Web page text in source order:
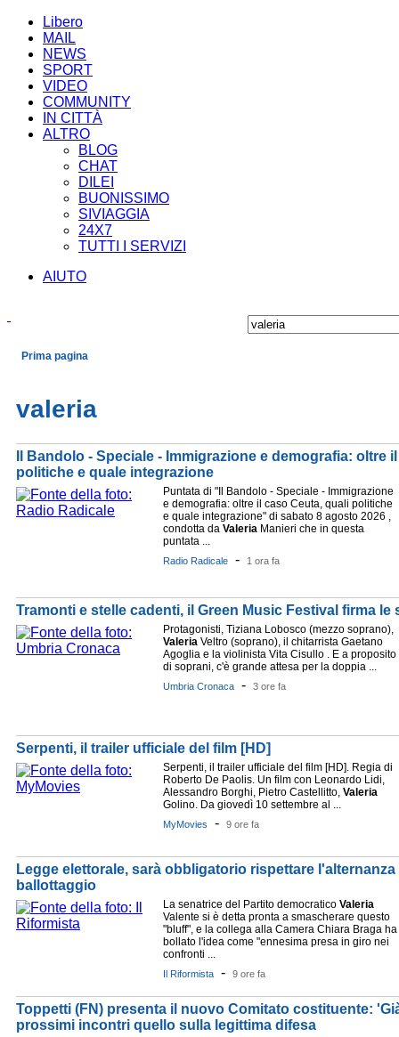
Libero
MAIL
NEWS
SPORT
VIDEO
COMMUNITY
IN CITTÀ
ALTRO
BLOG
CHAT
DILEI
BUONISSIMO
SIVIAGGIA
24X7
TUTTI I SERVIZI
AIUTO
Prima pagina
valeria
Il Bandolo - Speciale - Immigrazione e demografia: oltre
politiche e quale integrazione
Puntata di "Il Bandolo - Speciale - Immigrazione
e demografia: oltre il caso Ceuta, quali politiche
e quale integrazione" di sabato 8 agosto 2026 ,
condotta da Valeria Manieri che in questa
puntata ...
Radio Radicale - 1 ora fa
Tramonti e stelle cadenti, il Green Music Festival firma le
Protagonisti, Tiziana Lobosco (mezzo soprano),
Valeria Veltro (soprano), il chitarrista Gaetano
Agoglia e la violinista Vita Cisullo . E a proposito
di soprani, c'è grande attesa per la doppia ...
Umbria Cronaca - 3 ore fa
Serpenti, il trailer ufficiale del film [HD]
Serpenti, il trailer ufficiale del film [HD]. Regia di
Roberto De Paolis. Un film con Leonardo Lidi,
Alessandro Borghi, Pietro Castellitto, Valeria
Golino. Da giovedì 10 settembre al ...
MyMovies - 9 ore fa
Legge elettorale, sarà obbligatorio rispettare
ballottaggio
La senatrice del Partito democratico Valeria
Valente si è detta pronta a smascherare questo
"bluff", e la collega alla Camera Chiara Braga ha
bollato l'idea come "ennesima presa in giro nei
confronti ...
Il Riformista - 9 ore fa
Toppetti (FN) presenta il nuovo Comitato costituente:
prossimi incontri quello sulla legittima difesa